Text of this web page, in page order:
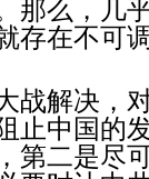
那么，几
存在不可
战解决，
止中国的
第二是尽